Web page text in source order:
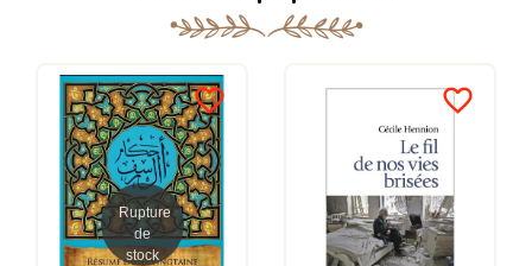
favorite_border
Rupture
de
stock
favorite_border